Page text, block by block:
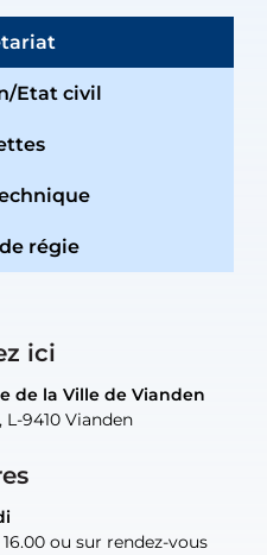
Etat civil
régie
ici
de la Ville de Vianden
L-9410 Vianden
16.00 ou sur rendez-vous
de la Ville de Vianden
L-9410 Vianden
16.00 ou sur rendez-vous
de la Ville de Vianden
L-9410 Vianden
de la Ville de Vianden
L-9410 Vianden
de Vianden